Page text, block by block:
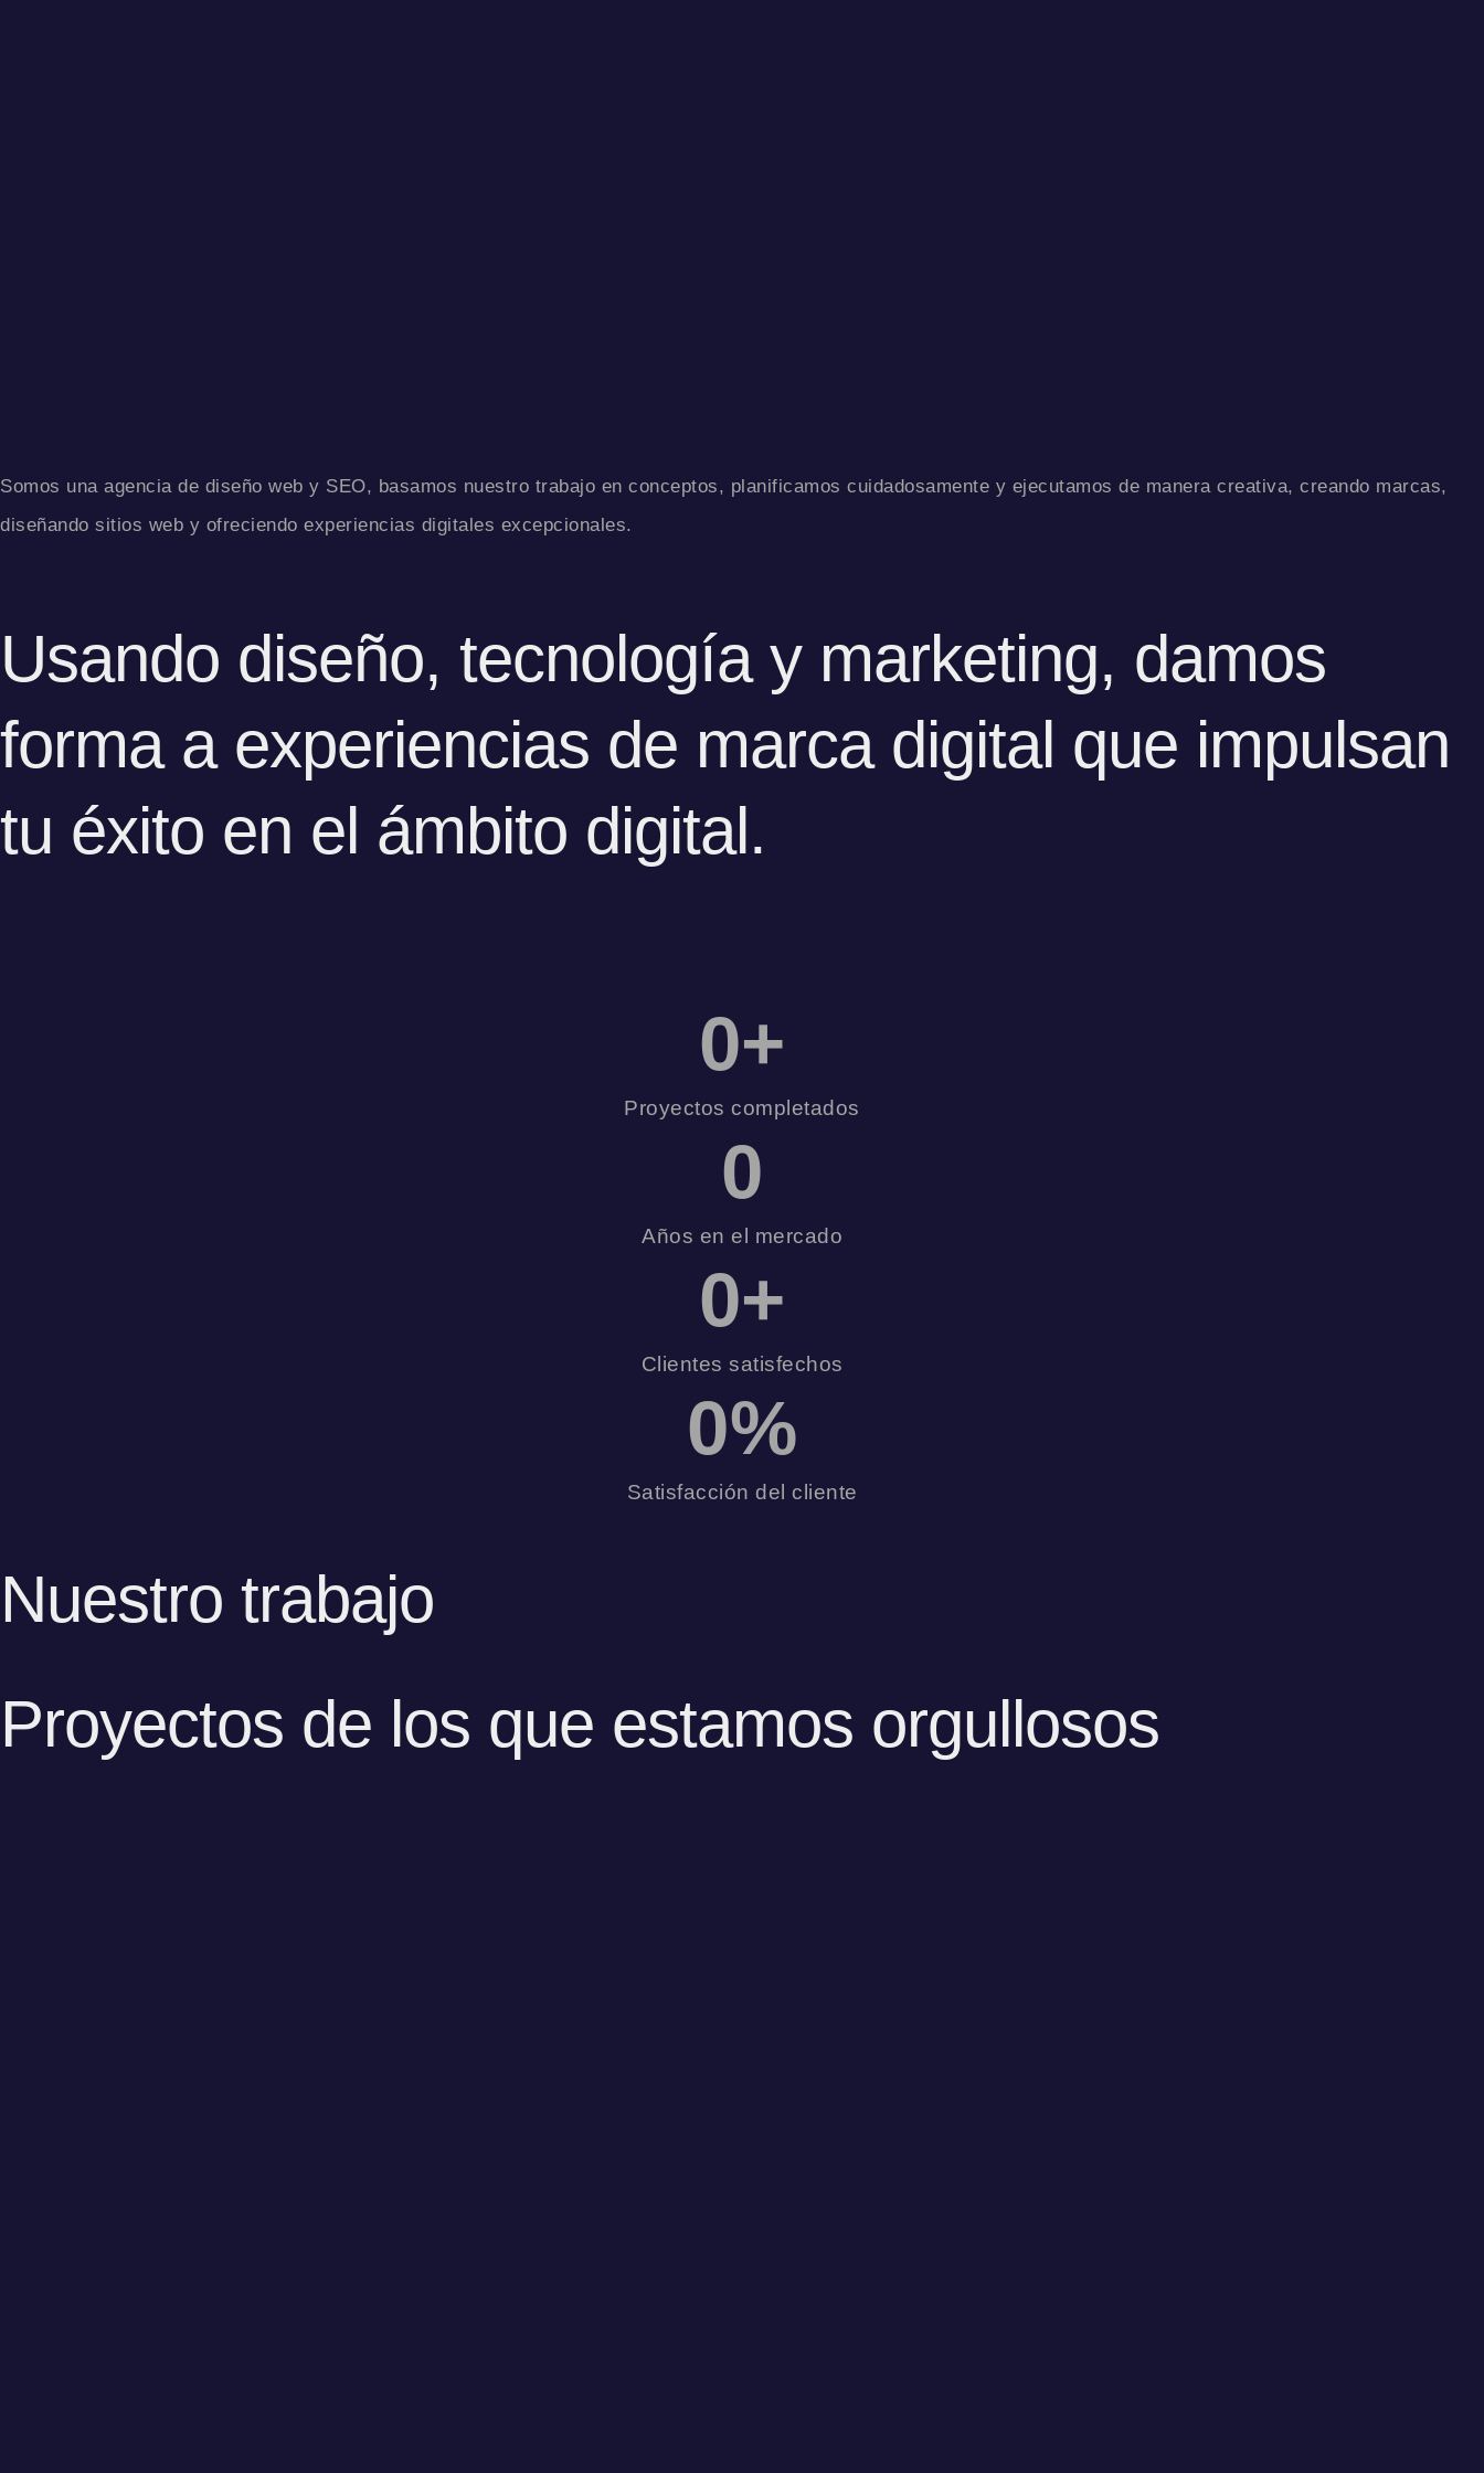
Somos una agencia de diseño web y SEO, basamos nuestro trabajo en conceptos, planificamos cuidadosamente y ejecutamos de manera creativa, creando marcas,
diseñando sitios web y ofreciendo experiencias digitales excepcionales.
Usando diseño, tecnología y marketing, damos
forma a experiencias de marca digital que impulsan
tu éxito en el ámbito digital.
Proyectos completados
0+
Años en el mercado
0
Clientes satisfechos
0+
Satisfacción del cliente
0%
Nuestro trabajo
Proyectos de los que estamos orgullosos